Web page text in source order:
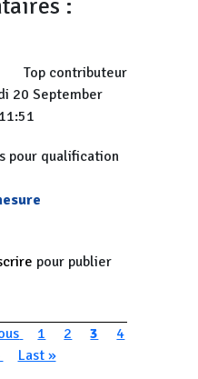
:
Top contributeur
20 September
pour qualification
pour publier
Page
1 Page
2 Page courante
3 Page
4
Dernière page
Last »